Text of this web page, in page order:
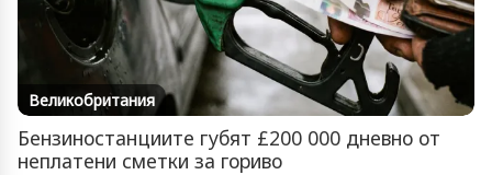
Великобритания
Бензиностанциите губят £200 000 дневно от
неплатени сметки за гориво